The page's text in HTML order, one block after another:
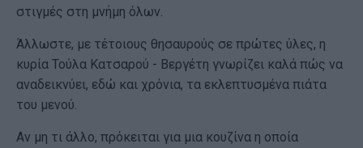
στιγμές στη μνήμη όλων.
Άλλωστε, με τέτοιους θησαυρούς σε πρώτες ύλες, η
κυρία Τούλα Κατσαρού - Βεργέτη γνωρίζει καλά πώς να
αναδεικνύει, εδώ και χρόνια, τα εκλεπτυσμένα πιάτα
του μενού.
Αν μη τι άλλο, πρόκειται για μια κουζίνα η οποία